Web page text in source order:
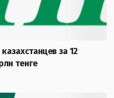
за 12
тенге